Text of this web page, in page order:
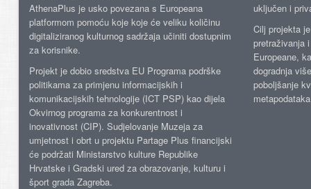
AthenaPlus je usko povezana s Europeana
platformom pomoću koje koje će veliku količinu
digitaliziranog kulturnog sadržaja učiniti dostupnim
za korisnike.
Projekt je dobio sredstva EU Programa podrške
politikama za primjenu informacijskih i
komunikacijskih tehnologije (ICT PSP) kao dijela
Okvirnog programa za konkurentnost i
inovativnost (CIP). Sudjelovanje Muzeja za
umjetnost i obrt u projektu Partage Plus financijski
će podržati Ministarstvo kulture Republike
Hrvatske i Gradski ured za obrazovanje, kulturu i
šport grada Zagreba.
uključen i
Cilj projekta
pretraživanja
Europeane,
dogradnja
poboljšanje